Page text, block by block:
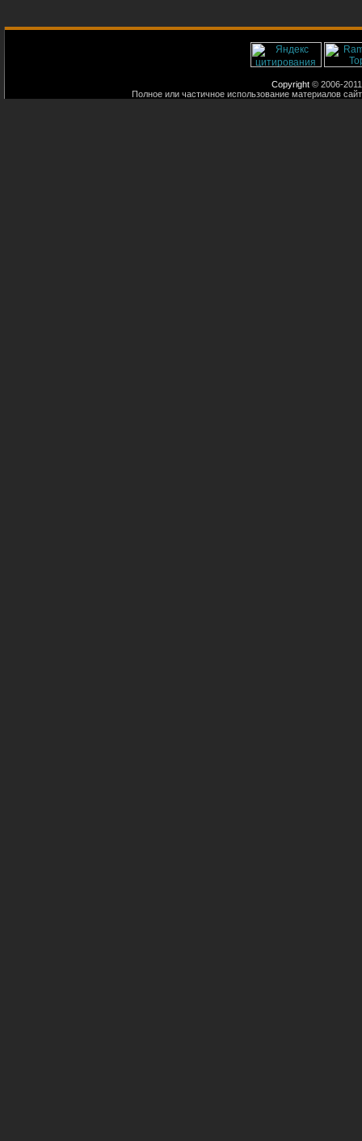
Copyright © 2006-
Полное или частичное использование материалов